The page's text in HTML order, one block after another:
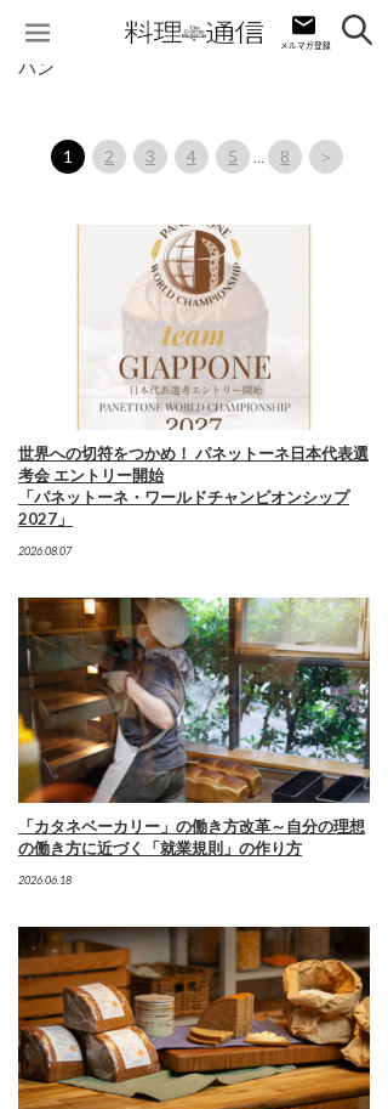
パン
1 2 3 4 5 … 8 ＞
世界への切符をつかめ！ パネットーネ日本代表選
考会 エントリー開始
「パネットーネ・ワールドチャンピオンシップ
2027」
2026.08.07
「カタネベーカリー」の働き方改革～自分の理想
の働き方に近づく「就業規則」の作り方
2026.06.18